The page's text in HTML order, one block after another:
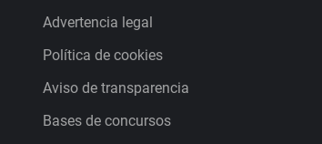
Advertencia legal
Política de cookies
Aviso de transparencia
Bases de concursos